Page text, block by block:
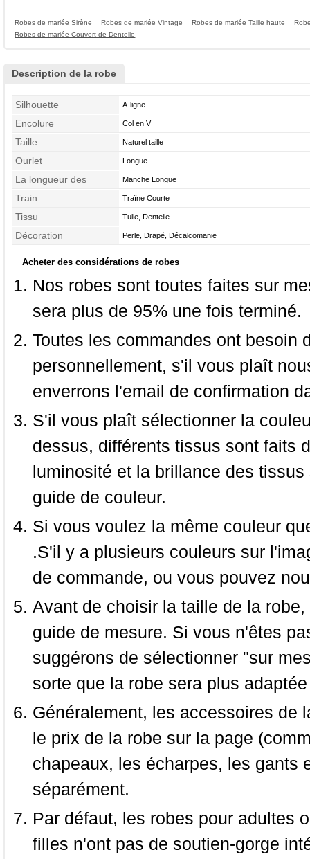
Robes de mariée Sirène Robes de mariée Vintage Robes de mariée Taille haute
Robes de mariée Couvert de Dentelle
Description de la robe
Silhouette A-ligne
Encolure Col en V
Taille Naturel taille
Ourlet Longue
La longueur des
manches
Manche Longue
Train Traîne Courte
Tissu Tulle, Dentelle
Décoration Perle, Drapé, Décalcomanie
Acheter des considérations de robes
Nos robes sont toutes faites sur
sera plus de 95% une fois terminé.
Toutes les commandes ont besoin
personnellement, s'il vous plaît
enverrons l'email de confirmation
S'il vous plaît sélectionner la
dessus, différents tissus sont faits
luminosité et la brillance des
guide de couleur.
Si vous voulez la même couleur
.S'il y a plusieurs couleurs sur
de commande, ou vous pouvez
Avant de choisir la taille de la
guide de mesure. Si vous n'êtes
suggérons de sélectionner "sur
sorte que la robe sera plus
Généralement, les accessoires de
le prix de la robe sur la page
chapeaux, les écharpes, les gants
séparément.
Par défaut, les robes pour adultes
filles n'ont pas de soutien-gorge